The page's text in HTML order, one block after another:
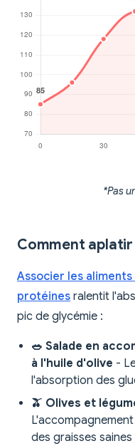
*Pas
Comment aplatir
Associer les
protéines ralentit
pic de glycémie :
🥗 Salade en
à l'huile d'olive -
l'absorption des
🫒 Olives et
des graisses saines